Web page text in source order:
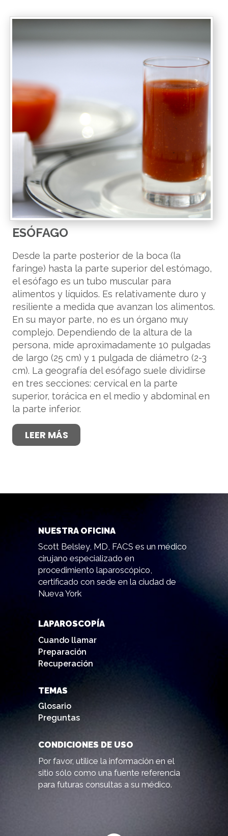
ESÓFAGO
Desde la parte posterior de la boca (la
faringe) hasta la parte superior del estómago,
el esófago es un tubo muscular para
alimentos y líquidos. Es relativamente duro y
resiliente a medida que avanzan los alimentos.
En su mayor parte, no es un órgano muy
complejo. Dependiendo de la altura de la
persona, mide aproximadamente 10 pulgadas
de largo (25 cm) y 1 pulgada de diámetro (2-3
cm). La geografía del esófago suele dividirse
en tres secciones: cervical en la parte
superior, torácica en el medio y abdominal en
la parte inferior.
LEER MÁS
NUESTRA OFICINA
Scott Belsley, MD, FACS es un médico
cirujano especializado en
procedimiento laparoscópico,
certificado con sede en la ciudad de
Nueva York
LAPAROSCOPÍA
Cuando llamar
Preparación
Recuperación
TEMAS
Glosario
Preguntas
CONDICIONES DE USO
Por favor, utilice la información en el
sitio sólo como una fuente referencia
para futuras consultas a su médico.